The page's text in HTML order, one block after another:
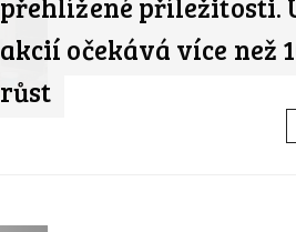
přehlížené příležitosti.
akcií očekává více než
růst